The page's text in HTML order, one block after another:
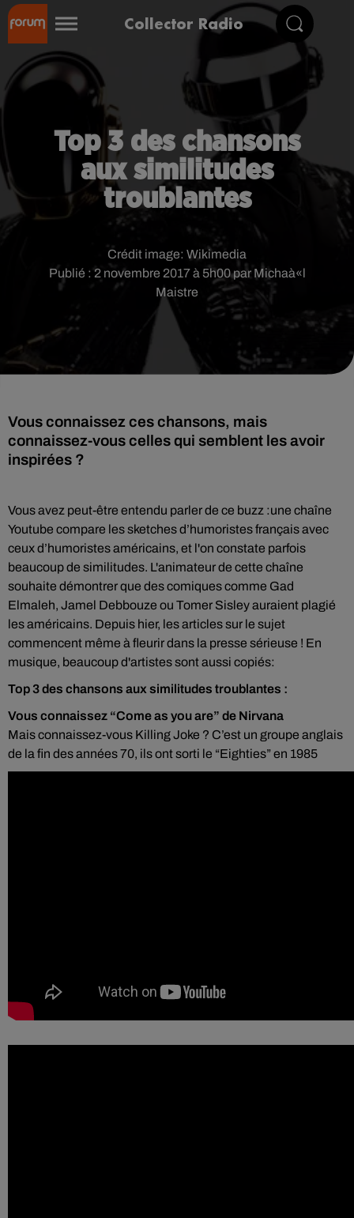
Collector Radio
Top 3 des chansons
aux similitudes
troublantes
Publié : 2 novembre 2017 à 5h00 par Michaà«l
Maistre
Crédit image: Wikimedia
Vous connaissez ces chansons, mais
connaissez-vous celles qui semblent les avoir
inspirées ?
Vous avez peut-être entendu parler de ce buzz :une chaîne
Youtube compare les sketches d’humoristes français avec
ceux d’humoristes américains, et l'on constate parfois
beaucoup de similitudes. L'animateur de cette chaîne
souhaite démontrer que des comiques comme Gad
Elmaleh, Jamel Debbouze ou Tomer Sisley auraient plagié
les américains. Depuis hier, les articles sur le sujet
commencent même à fleurir dans la presse sérieuse ! En
musique, beaucoup d'artistes sont aussi copiés:
Top 3 des chansons aux similitudes troublantes :
Vous connaissez “Come as you are” de Nirvana
Mais connaissez-vous Killing Joke ? C’est un groupe anglais
de la fin des années 70, ils ont sorti le “Eighties” en 1985